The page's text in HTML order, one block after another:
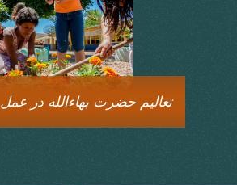
تعالیم حضرت بهاءالله در عمل